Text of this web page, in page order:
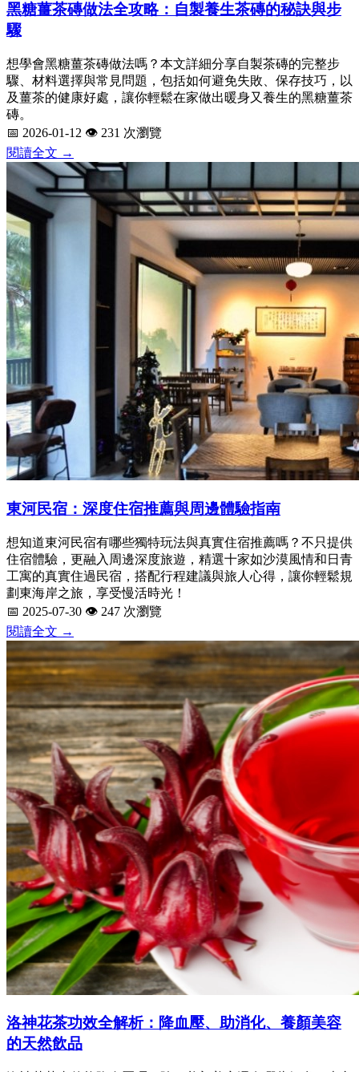
黑糖薑茶磚做法全攻略：自製養生茶磚的秘訣與步
驟
想學會黑糖薑茶磚做法嗎？本文詳細分享自製茶磚的完整步
驟、材料選擇與常見問題，包括如何避免失敗、保存技巧，以
及薑茶的健康好處，讓你輕鬆在家做出暖身又養生的黑糖薑茶
磚。
📅 2026-01-12 👁️ 231 次瀏覽
閱讀全文 →
東河民宿：深度住宿推薦與周邊體驗指南
想知道東河民宿有哪些獨特玩法與真實住宿推薦嗎？不只提供
住宿體驗，更融入周邊深度旅遊，精選十家如沙漠風情和日青
工寓的真實住過民宿，搭配行程建議與旅人心得，讓你輕鬆規
劃東海岸之旅，享受慢活時光！
📅 2025-07-30 👁️ 247 次瀏覽
閱讀全文 →
洛神花茶功效全解析：降血壓、助消化、養顏美容
的天然飲品